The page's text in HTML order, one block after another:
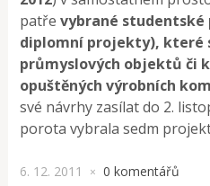
patřevybrané studentské
diplomní projekty), které
průmyslových objektů či
opuštěných výrobních
své návrhy zasílat do 2.
porota vybrala sedm
6. 12. 2011 × 0 komentářů